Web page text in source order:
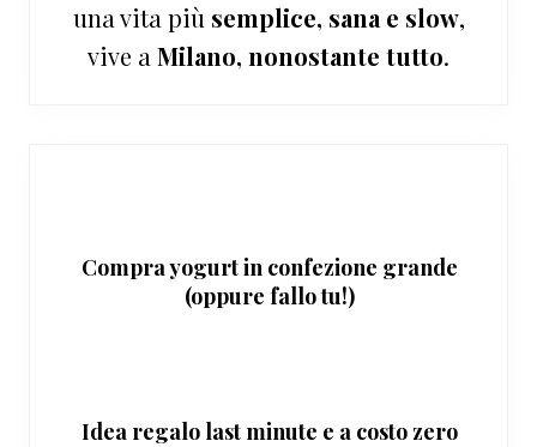
una vita più semplice, sana e slow,
vive a Milano, nonostante tutto.
Compra yogurt in confezione grande
(oppure fallo tu!)
Idea regalo last minute e a costo zero